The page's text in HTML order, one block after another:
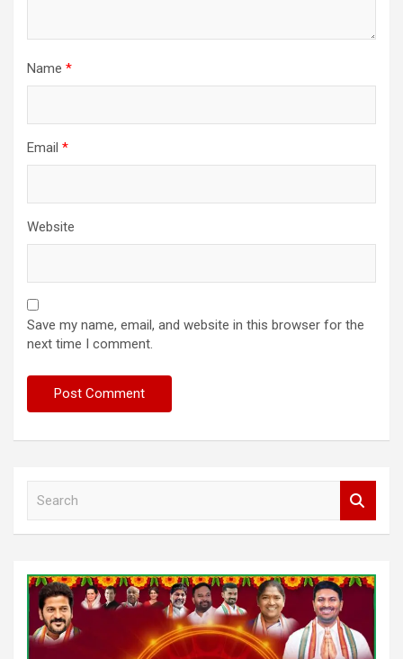
Name *
Email *
Website
Save my name, email, and website in this browser for the
next time I comment.
h